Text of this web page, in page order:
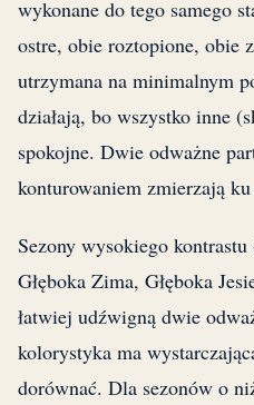
wykonane do tego samego
ostre, obie roztopione, obie
utrzymana na minimalnym
działają, bo wszystko inne
spokojne. Dwie odważne
konturowaniem zmierzają
Sezony wysokiego
Głęboka Zima, Głęboka
łatwiej udźwigną dwie
kolorystyka ma
dorównać. Dla sezonów o